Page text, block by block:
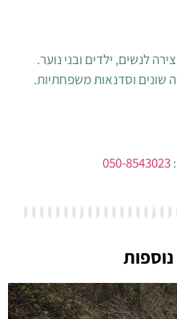
ובני נוער.
משפחתיות.